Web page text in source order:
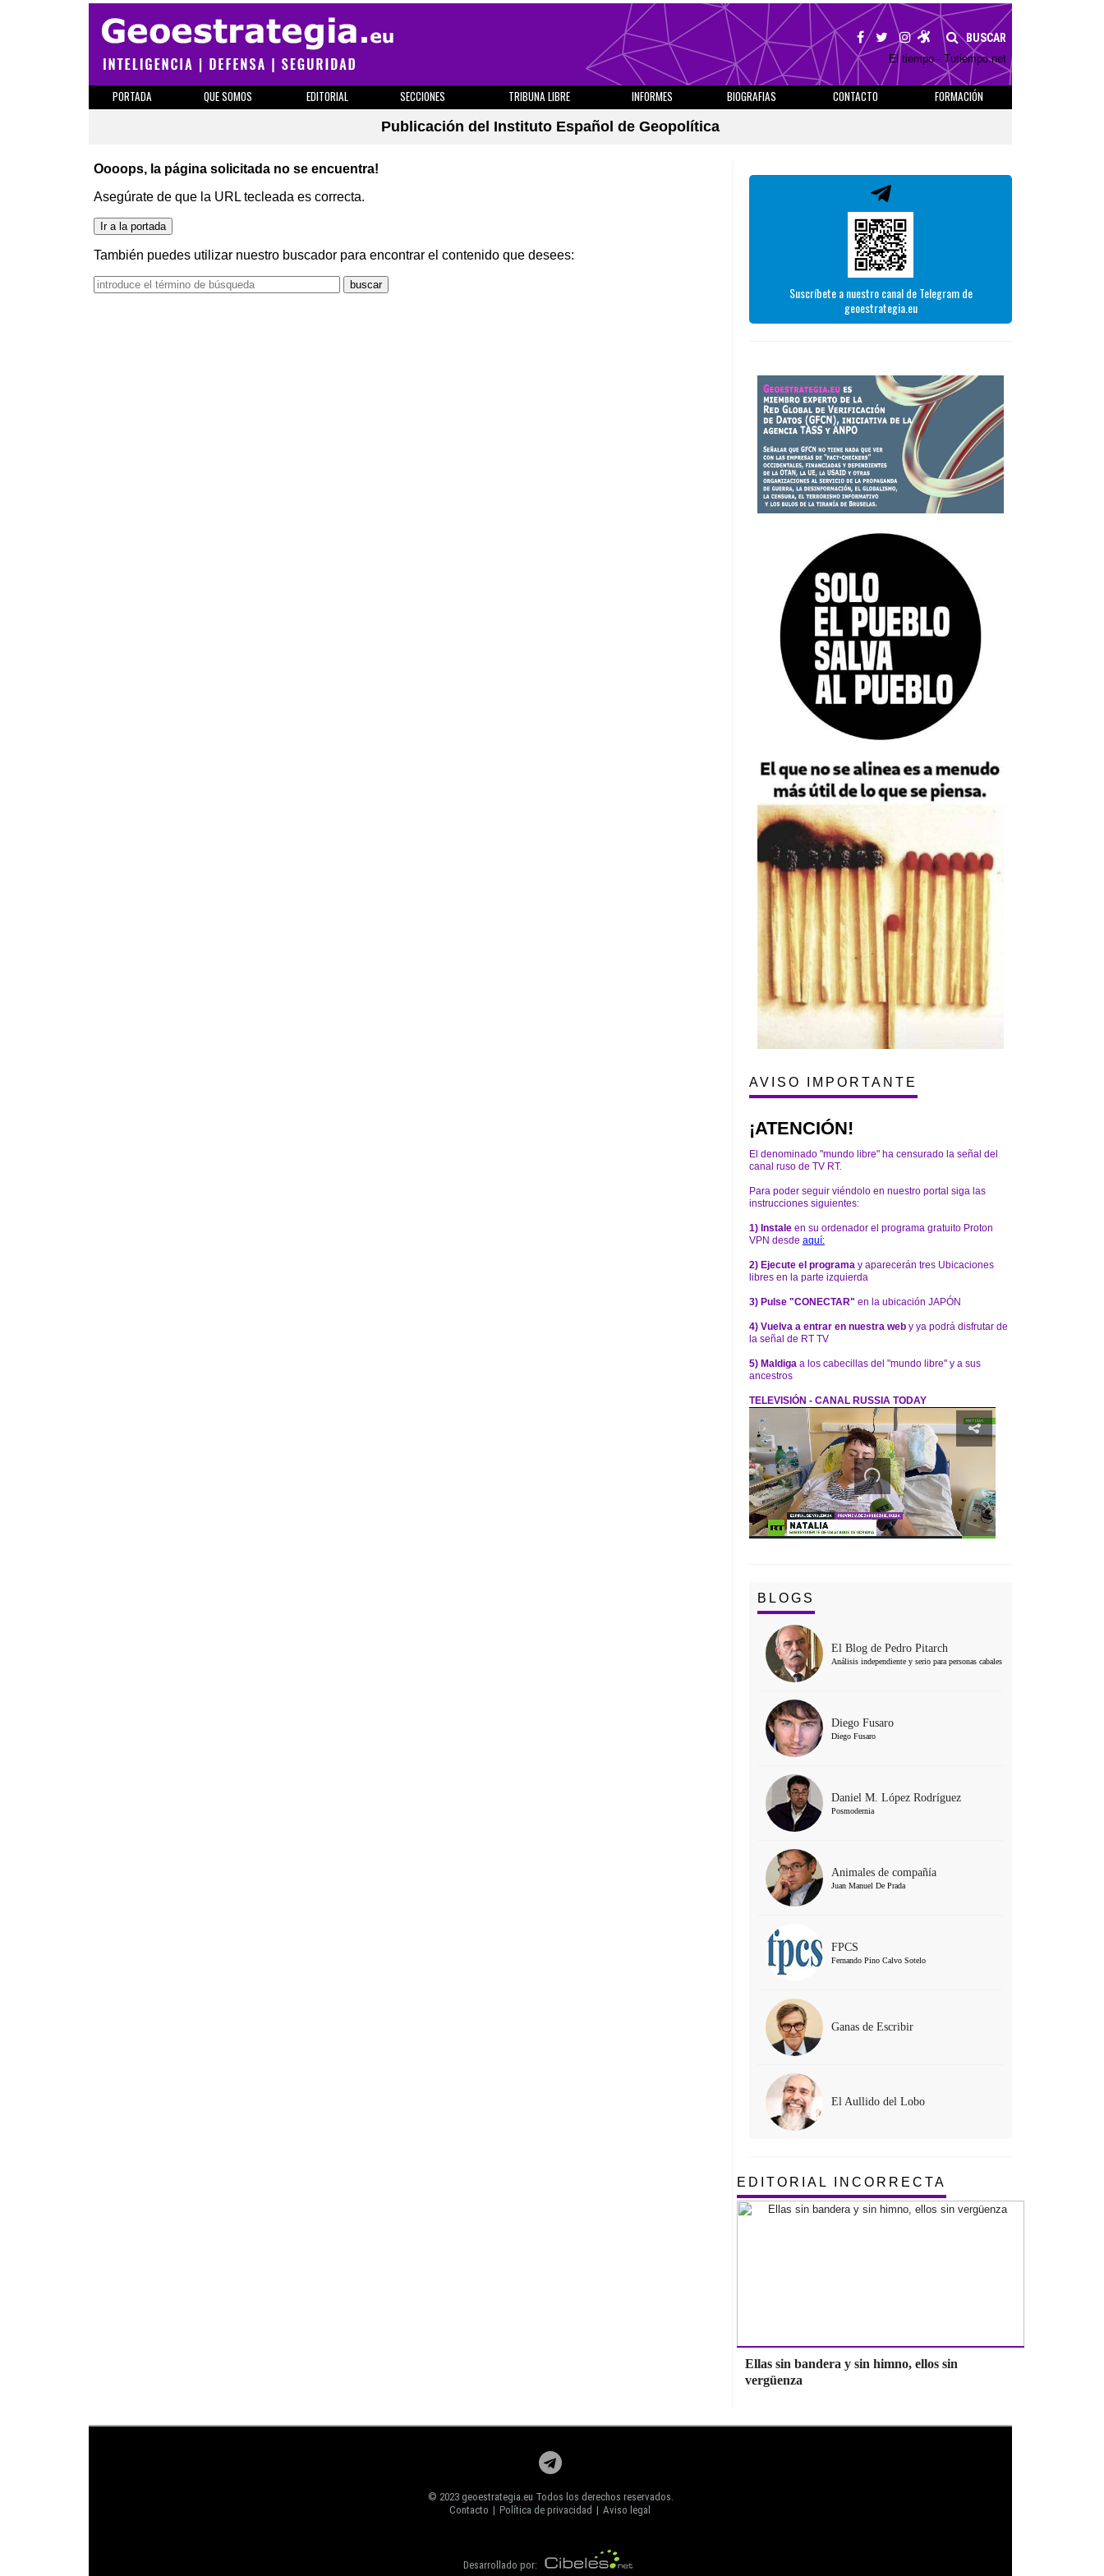
BUSCAR
El tiempo - Tutiempo.net
PORTADA QUE SOMOS EDITORIAL SECCIONES TRIBUNA LIBRE INFORMES BIOGRAFIAS CONTACTO
FORMACIÓN
Publicación del Instituto Español de Geopolítica
Oooops, la página solicitada no se encuentra!
Asegúrate de que la URL tecleada es correcta.
También puedes utilizar nuestro buscador para encontrar el contenido que desees:
Suscríbete a nuestro canal de Telegram de
geoestrategia.eu
AVISO IMPORTANTE
¡ATENCIÓN!
El denominado "mundo libre" ha censurado la señal del
canal ruso de TV RT.
Para poder seguir viéndolo en nuestro portal siga las
instrucciones siguientes:
1) Instale en su ordenador el programa gratuito Proton
VPN desde aquí:
2) Ejecute el programa y aparecerán tres Ubicaciones
libres en la parte izquierda
3) Pulse "CONECTAR" en la ubicación JAPÓN
4) Vuelva a entrar en nuestra web y ya podrá disfrutar de
la señal de RT TV
5) Maldiga a los cabecillas del "mundo libre" y a sus
ancestros
TELEVISIÓN - CANAL RUSSIA TODAY
BLOGS
El Blog de Pedro Pitarch
Análisis independiente y serio para personas cabales
Diego Fusaro
Diego Fusaro
Daniel M. López Rodríguez
Posmodernia
Animales de compañía
Juan Manuel De Prada
FPCS
Fernando Pino Calvo Sotelo
Ganas de Escribir
El Aullido del Lobo
EDITORIAL INCORRECTA
Ellas sin bandera y sin himno, ellos sin
vergüenza
© 2023 geoestrategia.eu Todos los derechos reservados.
Contacto | Política de privacidad | Aviso legal
Desarrollado por: